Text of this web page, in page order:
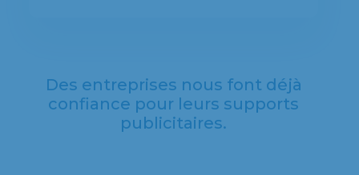
Des entreprises nous font déjà
confiance pour leurs supports
publicitaires.